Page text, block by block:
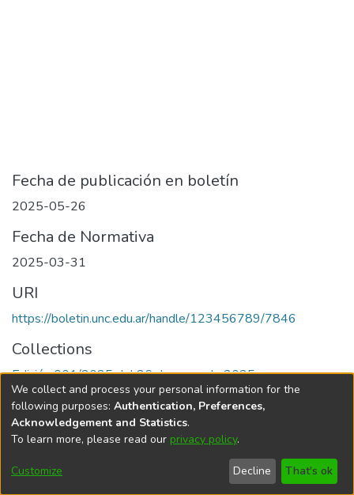
Fecha de publicación en boletín
2025-05-26
Fecha de Normativa
2025-03-31
URI
https://boletin.unc.edu.ar/handle/123456789/7846
Collections
Edición 001/2025 del 26 de mayo de 2025
Universidad Nacional de Córdoba
We collect and process your personal information for the
following purposes: Authentication, Preferences,
Acknowledgement and Statistics.
To learn more, please read our privacy policy.
Customize Decline That's ok